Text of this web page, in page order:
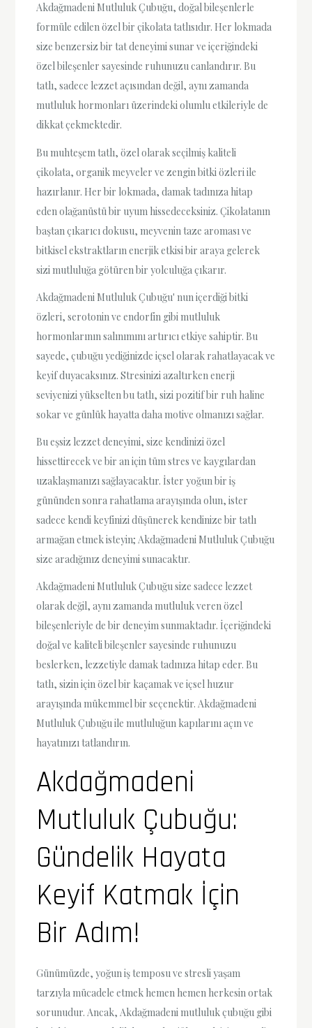
Akdağmadeni Mutluluk Çubuğu, doğal bileşenlerle
formüle edilen özel bir çikolata tatlısıdır. Her lokmada
size benzersiz bir tat deneyimi sunar ve içeriğindeki
özel bileşenler sayesinde ruhunuzu canlandırır. Bu
tatlı, sadece lezzet açısından değil, aynı zamanda
mutluluk hormonları üzerindeki olumlu etkileriyle de
dikkat çekmektedir.
Bu muhteşem tatlı, özel olarak seçilmiş kaliteli
çikolata, organik meyveler ve zengin bitki özleri ile
hazırlanır. Her bir lokmada, damak tadınıza hitap
eden olağanüstü bir uyum hissedeceksiniz. Çikolatanın
baştan çıkarıcı dokusu, meyvenin taze aroması ve
bitkisel ekstraktların enerjik etkisi bir araya gelerek
sizi mutluluğa götüren bir yolculuğa çıkarır.
Akdağmadeni Mutluluk Çubuğu' nun içerdiği bitki
özleri, serotonin ve endorfin gibi mutluluk
hormonlarının salınımını artırıcı etkiye sahiptir. Bu
sayede, çubuğu yediğinizde içsel olarak rahatlayacak ve
keyif duyacaksınız. Stresinizi azaltırken enerji
seviyenizi yükselten bu tatlı, sizi pozitif bir ruh haline
sokar ve günlük hayatta daha motive olmanızı sağlar.
Bu eşsiz lezzet deneyimi, size kendinizi özel
hissettirecek ve bir an için tüm stres ve kaygılardan
uzaklaşmanızı sağlayacaktır. İster yoğun bir iş
gününden sonra rahatlama arayışında olun, ister
sadece kendi keyfinizi düşünerek kendinize bir tatlı
armağan etmek isteyin; Akdağmadeni Mutluluk Çubuğu
size aradığınız deneyimi sunacaktır.
Akdağmadeni Mutluluk Çubuğu size sadece lezzet
olarak değil, aynı zamanda mutluluk veren özel
bileşenleriyle de bir deneyim sunmaktadır. İçeriğindeki
doğal ve kaliteli bileşenler sayesinde ruhunuzu
beslerken, lezzetiyle damak tadınıza hitap eder. Bu
tatlı, sizin için özel bir kaçamak ve içsel huzur
arayışında mükemmel bir seçenektir. Akdağmadeni
Mutluluk Çubuğu ile mutluluğun kapılarını açın ve
hayatınızı tatlandırın.
Akdağmadeni
Mutluluk Çubuğu:
Gündelik Hayata
Keyif Katmak İçin
Bir Adım!
Günümüzde, yoğun iş temposu ve stresli yaşam
tarzıyla mücadele etmek hemen hemen herkesin ortak
sorunudur. Ancak, Akdağmadeni mutluluk çubuğu gibi